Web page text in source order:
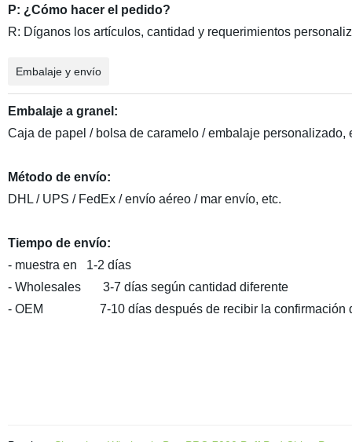
P: ¿Cómo hacer el pedido?
R: Díganos los artículos, cantidad y requerimientos
Embalaje y envío
Embalaje a granel:
Caja de papel / bolsa de caramelo / embalaje personalizado,
Método de envío:
DHL / UPS / FedEx / envío aéreo / mar envío, etc.
Tiempo de envío:
- muestra en 1-2 días
- Wholesales 3-7 días según cantidad diferente
- OEM 7-10 días después de recibir la confirmación